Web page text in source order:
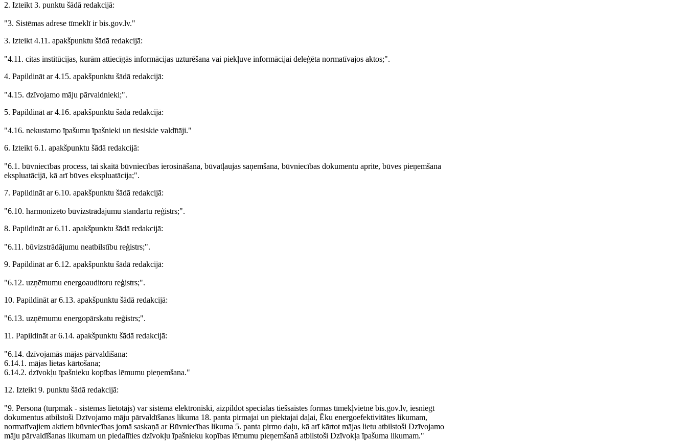
2. Izteikt 3. punktu šādā redakcijā:
"3. Sistēmas adrese tīmeklī ir bis.gov.lv."
3. Izteikt 4.11. apakšpunktu šādā redakcijā:
"4.11. citas institūcijas, kurām attiecīgās informācijas uzturēšana vai piekļuve informācijai deleģēta normatīvajos aktos;".
4. Papildināt ar 4.15. apakšpunktu šādā redakcijā:
"4.15. dzīvojamo māju pārvaldnieki;".
5. Papildināt ar 4.16. apakšpunktu šādā redakcijā:
"4.16. nekustamo īpašumu īpašnieki un tiesiskie valdītāji."
6. Izteikt 6.1. apakšpunktu šādā redakcijā:
"6.1. būvniecības process, tai skaitā būvniecības ierosināšana, būvatļaujas saņemšana, būvniecības dokumentu aprite, būves pieņemšana
ekspluatācijā, kā arī būves ekspluatācija;".
7. Papildināt ar 6.10. apakšpunktu šādā redakcijā:
"6.10. harmonizēto būvizstrādājumu standartu reģistrs;".
8. Papildināt ar 6.11. apakšpunktu šādā redakcijā:
"6.11. būvizstrādājumu neatbilstību reģistrs;".
9. Papildināt ar 6.12. apakšpunktu šādā redakcijā:
"6.12. uzņēmumu energoauditoru reģistrs;".
10. Papildināt ar 6.13. apakšpunktu šādā redakcijā:
"6.13. uzņēmumu energopārskatu reģistrs;".
11. Papildināt ar 6.14. apakšpunktu šādā redakcijā:
"6.14. dzīvojamās mājas pārvaldīšana:
6.14.1. mājas lietas kārtošana;
6.14.2. dzīvokļu īpašnieku kopības lēmumu pieņemšana."
12. Izteikt 9. punktu šādā redakcijā:
"9. Persona (turpmāk - sistēmas lietotājs) var sistēmā elektroniski, aizpildot speciālas tiešsaistes formas tīmekļvietnē bis.gov.lv, iesniegt
dokumentus atbilstoši Dzīvojamo māju pārvaldīšanas likuma 18. panta pirmajai un piektajai daļai, Ēku energoefektivitātes likumam,
normatīvajiem aktiem būvniecības jomā saskaņā ar Būvniecības likuma 5. panta pirmo daļu, kā arī kārtot mājas lietu atbilstoši Dzīvojamo
māju pārvaldīšanas likumam un piedalīties dzīvokļu īpašnieku kopības lēmumu pieņemšanā atbilstoši Dzīvokļa īpašuma likumam."